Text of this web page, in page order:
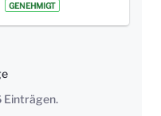
GENEHMIGT
Einträgen.